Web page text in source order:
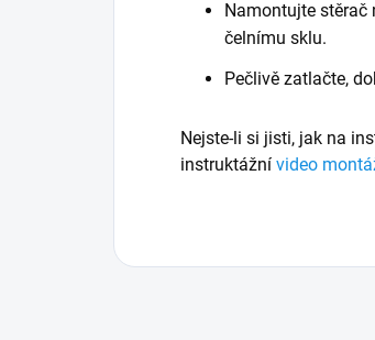
Namontujte stěrač
čelnímu sklu.
Pečlivě zatlačte,
Nejste-li si jisti, jak na
instruktážní video